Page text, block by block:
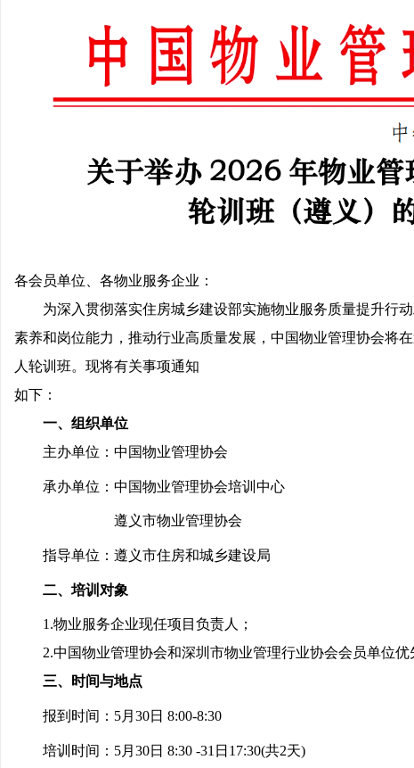
各会员单位、 各物业服务企业：
为深入贯彻落实住房城乡建设部实施物业服务质量提升行动
素养和岗位能力， 推动行业高质量发展，中国物业管理协会将在
人 轮训 班。现将有关事项通知
如下：
一、 组织单位
主办单位：中国物业管理协会
承办单位：中国物业管理协会培训中心
遵义市物业管理协会
指导单位 ：遵义市住房和城乡建设局
二、培训对象
1.物业服务企业现任项目 负责人
；
2.中国物业管理协会和深圳市物业管理行业协会会员单位优
三、时间与地点
报到时间 ： 5月 30日 8:00-8:30
培训时间 ： 5月 30日 8:30 -31 日 17:30(共2天)